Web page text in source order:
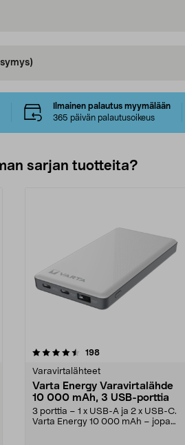
Ilmainen palautus myymälään
365 päivän palautusoikeus
sarjan tuotteita?
198arvostelut
Varavirtalähteet
Varta Energy Varavirtalähde
10 000 mAh, 3 USB-porttia
3 porttia – 1 x USB-A ja 2 x USB-C.
Varta Energy 10 000 mAh – jopa